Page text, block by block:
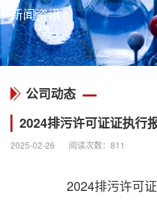
新闻资讯
公司动态
2024排污许可证证执行
2025-02-26 阅读次数： 811
2024排污许可